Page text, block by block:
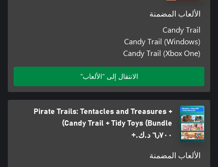
الألعاب المضمنة
Candy Trail
Candy Trail (Windows)
Candy Trail (Xbox One)
الانتقال إلى "الألعاب"
Pirate Trails: Tentacles and Treasures +
Candy Trail + Tidy Toys (Bundle)
٦٫٧٠٠ د.ك.‏+
الألعاب المضمنة